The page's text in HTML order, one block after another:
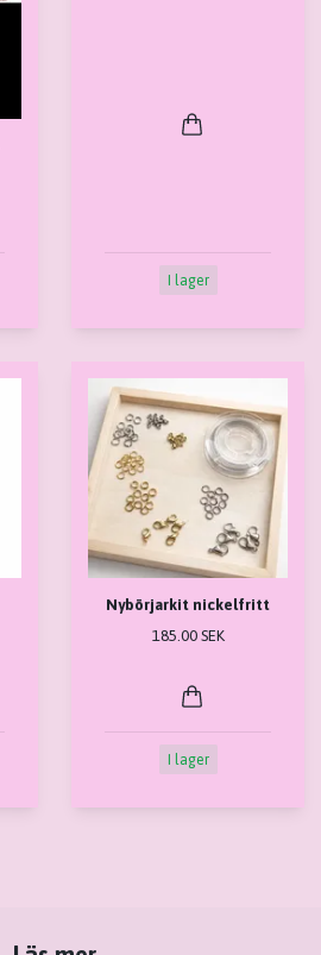
I lager
Nybörjarkit nickelfritt
185.00 SEK
I lager